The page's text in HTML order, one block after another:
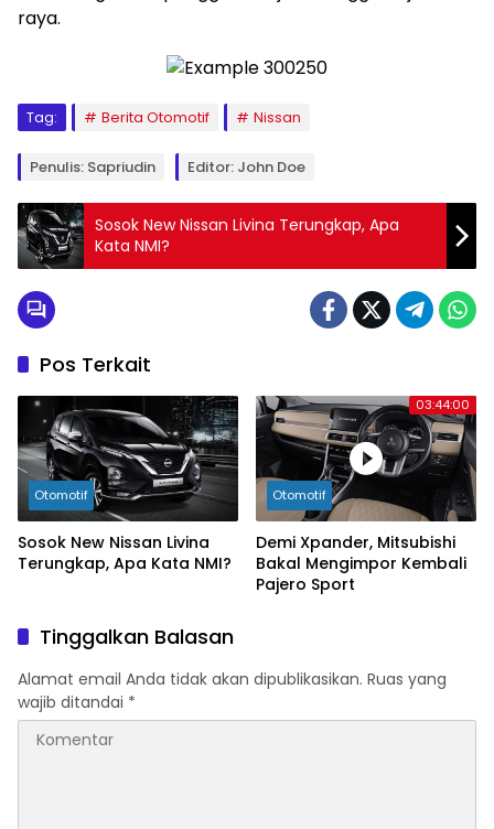
raya.
Tag: Berita Otomotif Nissan
Penulis: Sapriudin Editor: John Doe
Sosok New Nissan Livina Terungkap, Apa
Kata NMI?
Pos Terkait
Otomotif
Sosok New Nissan Livina
Terungkap, Apa Kata NMI?
03:44:00
Otomotif
Demi Xpander, Mitsubishi
Bakal Mengimpor Kembali
Pajero Sport
Tinggalkan Balasan
Alamat email Anda tidak akan dipublikasikan. Ruas yang
wajib ditandai *